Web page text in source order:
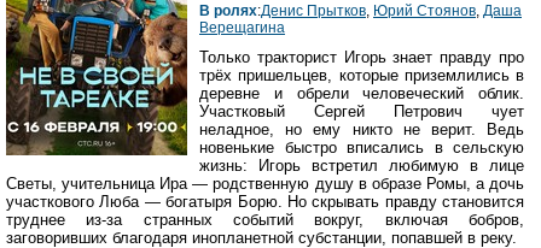
В ролях:Денис Прытков Юрий Стоянов Даша
Верещагина
Только тракторист Игорь знает правду про
трёх пришельцев, которые приземлились в
деревне и обрели человеческий облик.
Участковый Сергей Петрович чует
неладное, но ему никто не верит. Ведь
новенькие быстро вписались в сельскую
жизнь: Игорь встретил любимую в лице
Светы, учительница Ира — родственную душу в образе Ромы, а дочь
участкового Люба — богатыря Борю. Но скрывать правду становится
труднее из-за странных событий вокруг, включая бобров,
заговоривших благодаря инопланетной субстанции, попавшей в реку.